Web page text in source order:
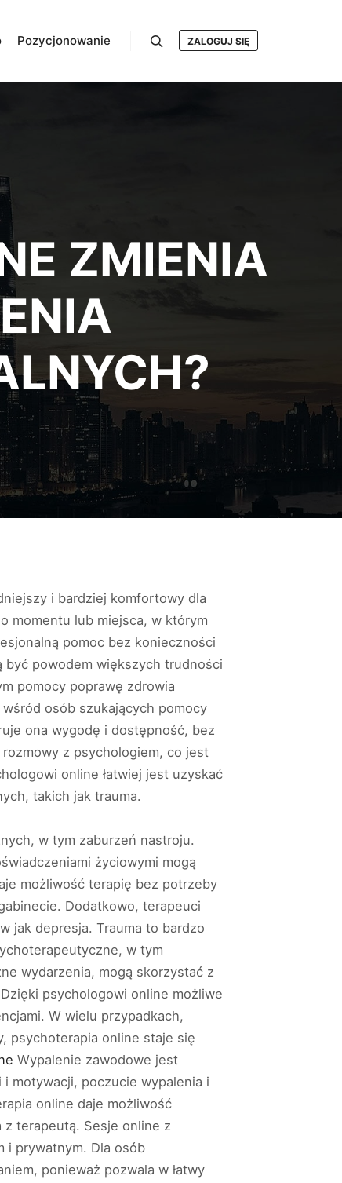
Pozycjonowanie ZALOGUJ SIĘ
ZMIENIA
i bardziej komfortowy dla
momentu lub miejsca, w którym
pomoc bez konieczności
być powodem większych trudności
pomocy poprawę zdrowia
osób szukających pomocy
ona wygodę i dostępność, bez
z psychologiem, co jest
online łatwiej jest uzyskać
takich jak trauma.
w tym zaburzeń nastroju.
życiowymi mogą
możliwość terapię bez potrzeby
Dodatkowo, terapeuci
jak depresja. Trauma to bardzo
w tym
wydarzenia, mogą skorzystać z
psychologowi online możliwe
W wielu przypadkach,
psychoterapia online staje się
Wypalenie zawodowe jest
motywacji, poczucie wypalenia i
online daje możliwość
terapeutą. Sesje online z
i prywatnym. Dla osób
ponieważ pozwala w łatwy